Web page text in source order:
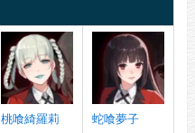
桃喰綺羅莉 蛇喰夢子